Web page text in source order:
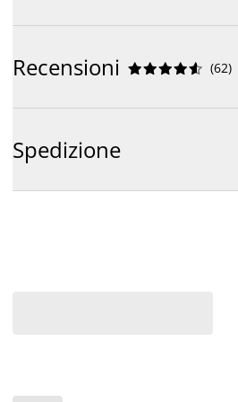
Recensioni 




 (62)
Spedizione